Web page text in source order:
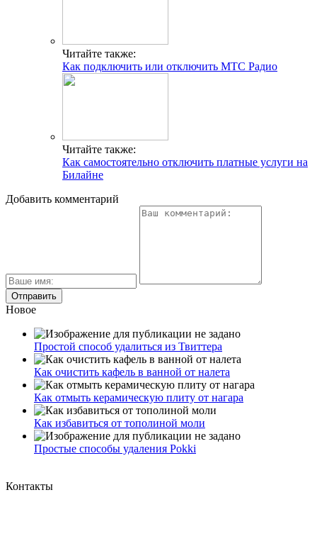
Читайте также:
Как подключить или отключить MTC Радио
Читайте также:
Как самостоятельно отключить платные услуги на
Билайне
Добавить комментарий
Новое
Простой способ удалиться из Твиттера
Как очистить кафель в ванной от налета
Как отмыть керамическую плиту от нагара
Как избавиться от тополиной моли
Простые способы удаления Pokki
Контакты